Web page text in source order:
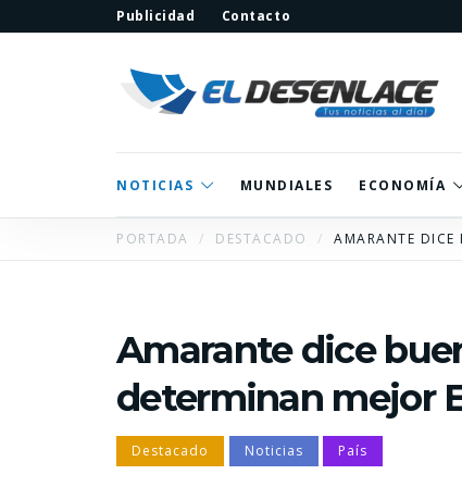
Publicidad Contacto
NOTICIAS MUNDIALES ECONOMÍA
PORTADA DESTACADO AMARANTE DICE
Amarante dice
determinan mejor
Destacado Noticias País